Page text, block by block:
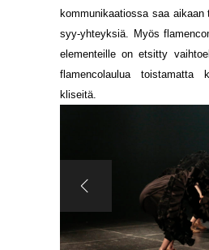
kommunikaatiossa saa
syy-yhteyksiä. Myös
elementeille on etsitty
flamencolaulua toistamatta
kliseitä.